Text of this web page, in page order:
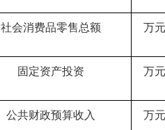
社会消费品零售总额 万元
固定资产投资 万元
公共财政预算收入 万元